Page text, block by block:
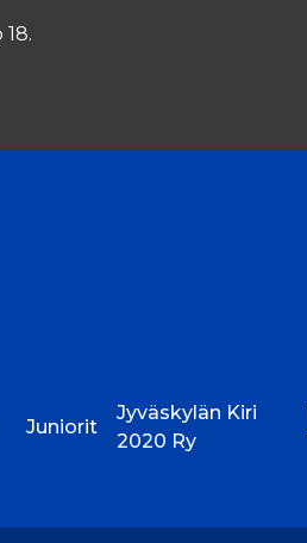
Juniorit
Jyväskylän Kiri
2020 Ry